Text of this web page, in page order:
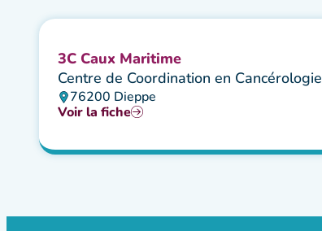
3C Caux Maritime
Centre de Coordination en Cancérologie
76200 Dieppe
Voir la fiche